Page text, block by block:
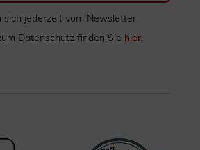
sich jederzeit vom Newsletter
Datenschutz finden Sie hier.